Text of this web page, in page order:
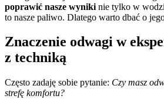
poprawić nasze wyniki nie tylko w
to nasze paliwo. Dlatego warto dbać o
Znaczenie odwagi w
z techniką
Często zadaję sobie pytanie: Czy masz
strefę komfortu?